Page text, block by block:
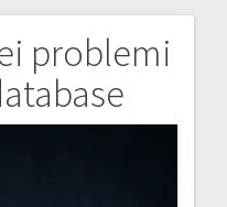
problemi